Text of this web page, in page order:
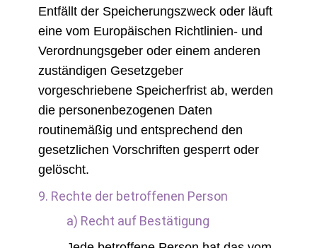
Entfällt der Speicherungszweck oder läuft
eine vom Europäischen Richtlinien- und
Verordnungsgeber oder einem anderen
zuständigen Gesetzgeber
vorgeschriebene Speicherfrist ab, werden
die personenbezogenen Daten
routinemäßig und entsprechend den
gesetzlichen Vorschriften gesperrt oder
gelöscht.
9. Rechte der betroffenen Person
a) Recht auf Bestätigung